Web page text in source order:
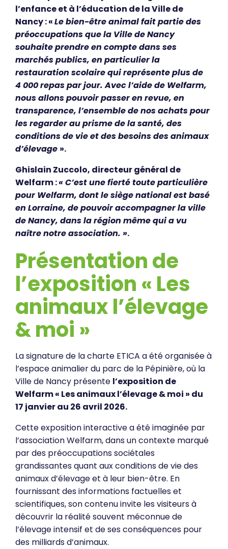
l’enfance et à l’éducation de la Ville de
Nancy : «Le bien-être animal fait partie des
préoccupations que la Ville de Nancy
souhaite prendre en compte dans ses
marchés publics, en particulier la
restauration scolaire qui représente plus de
4 000 repas par jour. Avec l’aide de Welfarm,
nous allons pouvoir passer en revue, en
transparence, l’ensemble de nos achats pour
les regarder au prisme de la santé, des
conditions de vie et des besoins des animaux
d’élevage ».
Ghislain Zuccolo, directeur général de
Welfarm :« C’est une fierté toute particulière
pour Welfarm, dont le siège national est basé
en Lorraine, de pouvoir accompagner la ville
de Nancy, dans la région même qui a vu
naître notre association. ».
Présentation de
l’exposition « Les
animaux l’élevage
& moi »
La signature de la charte ETICA a été organisée à
l’espace animalier du parc de la Pépinière, où la
Ville de Nancy présente l’exposition de
Welfarm « Les animaux l’élevage & moi » du
17 janvier au 26 avril 2026.
Cette exposition interactive a été imaginée par
l’association Welfarm, dans un contexte marqué
par des préoccupations sociétales
grandissantes quant aux conditions de vie des
animaux d’élevage et à leur bien-être. En
fournissant des informations factuelles et
scientifiques, son contenu invite les visiteurs à
découvrir la réalité souvent méconnue de
l’élevage intensif et de ses conséquences pour
des milliards d’animaux.